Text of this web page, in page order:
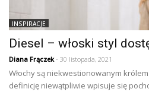
INSPIRACJE
Diesel – włoski styl
Diana Frączek- 30 listopada, 2021
Włochy są niekwestionowanym
definicję niewątpliwie wpisuje się